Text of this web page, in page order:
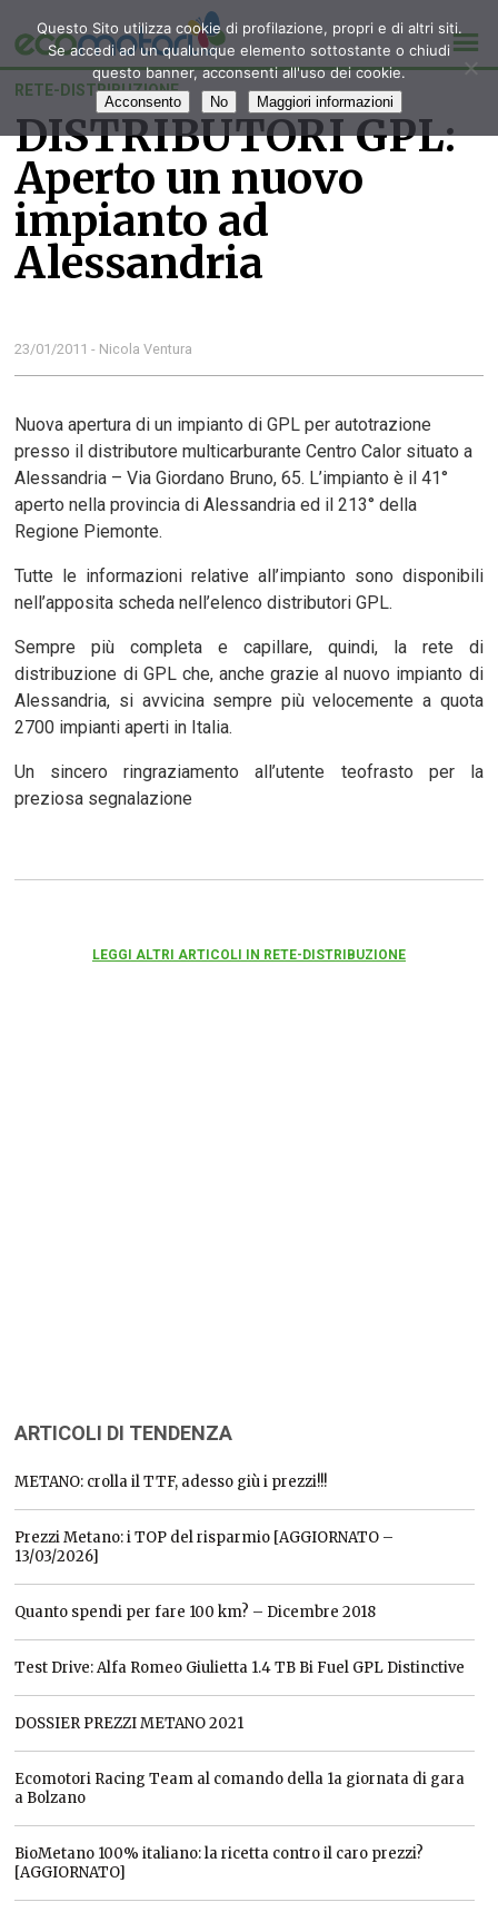
RETE-DISTRIBUZIONE
DISTRIBUTORI GPL:
Aperto un nuovo
impianto ad
Alessandria
23/01/2011 - Nicola Ventura
Nuova apertura di un impianto di GPL per autotrazione
presso il distributore multicarburante Centro Calor situato a
Alessandria – Via Giordano Bruno, 65. L’impianto è il 41°
aperto nella provincia di Alessandria ed il 213° della
Regione Piemonte.
Tutte le informazioni relative all’impianto sono disponibili
nell’apposita scheda nell’elenco distributori GPL.
Sempre più completa e capillare, quindi, la rete di
distribuzione di GPL che, anche grazie al nuovo impianto di
Alessandria, si avvicina sempre più velocemente a quota
2700 impianti aperti in Italia.
Un sincero ringraziamento all’utente teofrasto per la
preziosa segnalazione
LEGGI ALTRI ARTICOLI IN RETE-DISTRIBUZIONE
ARTICOLI DI TENDENZA
METANO: crolla il TTF, adesso giù i prezzi!!!
Prezzi Metano: i TOP del risparmio [AGGIORNATO –
13/03/2026]
Quanto spendi per fare 100 km? – Dicembre 2018
Test Drive: Alfa Romeo Giulietta 1.4 TB Bi Fuel GPL Distinctive
DOSSIER PREZZI METANO 2021
Ecomotori Racing Team al comando della 1a giornata di gara
a Bolzano
BioMetano 100% italiano: la ricetta contro il caro prezzi?
[AGGIORNATO]
Questo Sito utilizza cookie di profilazione, propri e di altri siti.
Se accedi ad un qualunque elemento sottostante o chiudi
questo banner, acconsenti all'uso dei cookie.
Acconsento No Maggiori informazioni